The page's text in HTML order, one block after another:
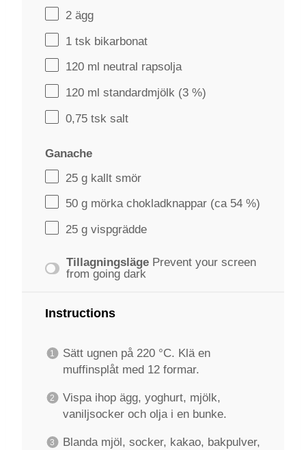
2 ägg
1 tsk bikarbonat
120 ml neutral rapsolja
120 ml standardmjölk (3 %)
0,75 tsk salt
Ganache
25 g kallt smör
50 g mörka chokladknappar (ca 54 %)
25 g vispgrädde
Tillagningsläge Prevent your screen
from going dark
Instructions
Sätt ugnen på 220 °C. Klä en
muffinsplåt med 12 formar.
Vispa ihop ägg, yoghurt, mjölk,
vaniljsocker och olja i en bunke.
Blanda mjöl, socker, kakao, bakpulver,